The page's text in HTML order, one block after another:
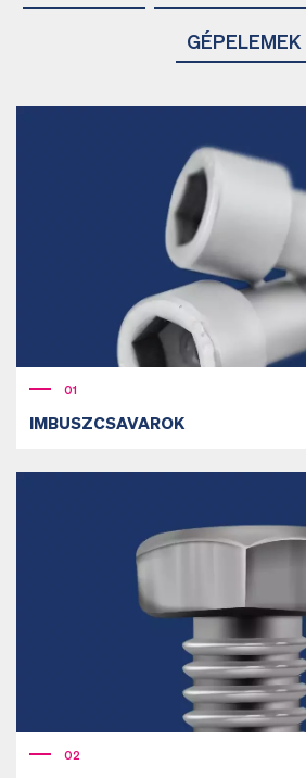
GÉPELEMEK
01
IMBUSZCSAVAROK
02